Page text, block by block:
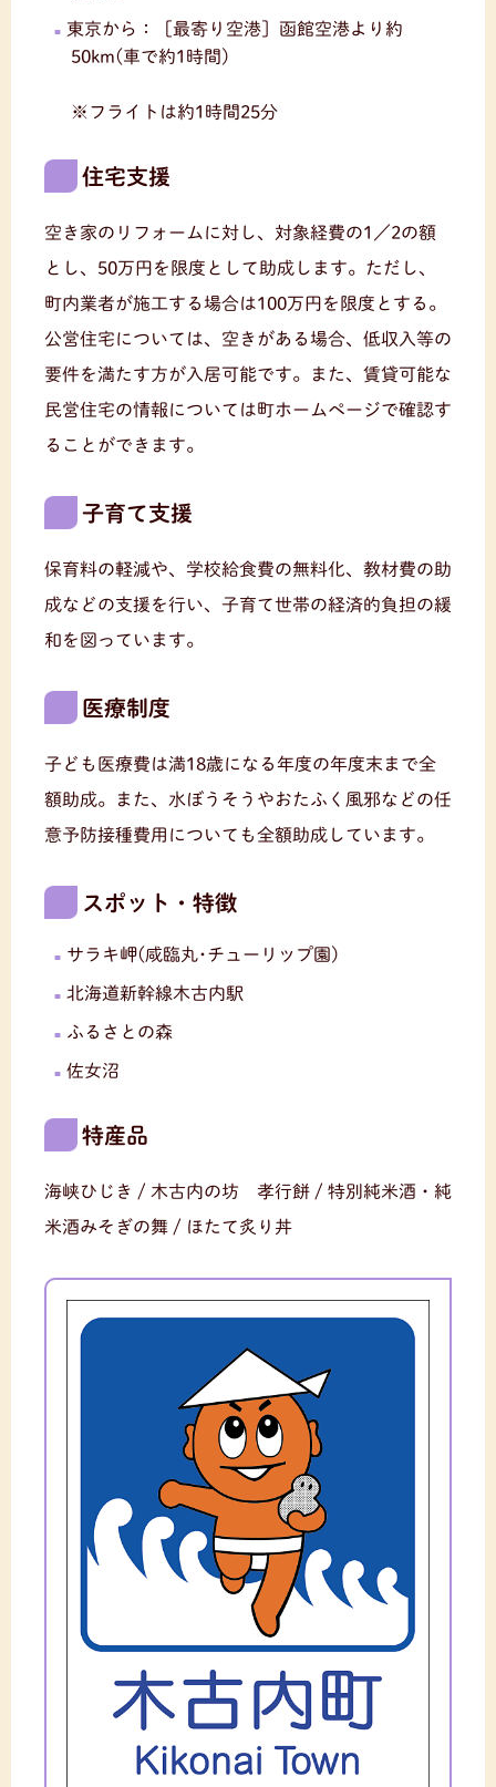
東京から：［最寄り空港］函館空港より約
50km(車で約1時間)
※フライトは約1時間25分
住宅支援
空き家のリフォームに対し、対象経費の1／2の額
とし、50万円を限度として助成します。ただし、
町内業者が施工する場合は100万円を限度とする。
公営住宅については、空きがある場合、低収入等の
要件を満たす方が入居可能です。また、賃貸可能な
民営住宅の情報については町ホームページで確認す
ることができます。
子育て支援
保育料の軽減や、学校給食費の無料化、教材費の助
成などの支援を行い、子育て世帯の経済的負担の緩
和を図っています。
医療制度
子ども医療費は満18歳になる年度の年度末まで全
額助成。また、水ぼうそうやおたふく風邪などの任
意予防接種費用についても全額助成しています。
スポット・特徴
サラキ岬(咸臨丸･チューリップ園)
北海道新幹線木古内駅
ふるさとの森
佐女沼
特産品
海峡ひじき / 木古内の坊 孝行餅 / 特別純米酒・純
米酒みそぎの舞 / ほたて炙り丼